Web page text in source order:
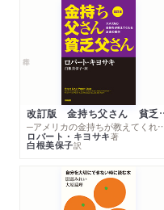
改訂版 金
─アメリカの金持ちが
ロバート・キヨサキ著
白根美保子訳